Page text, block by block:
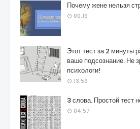
Почему жене нельзя
00:19
Этот тест за 2 минуты
ваше подсознание. Не
психологи!
13:59
3 слова. Простой тест
04:57